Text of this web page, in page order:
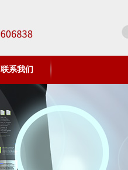
联系我们